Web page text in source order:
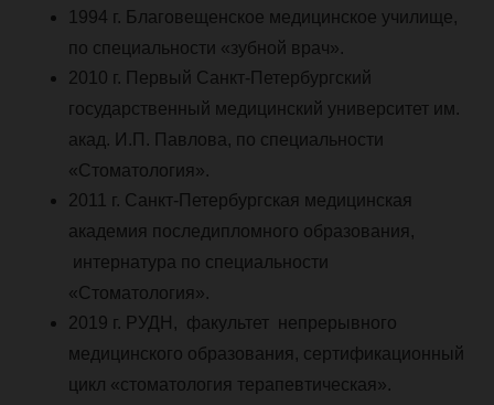
1994 г. Благовещенское медицинское училище,
по специальности «зубной врач».
2010 г. Первый Санкт-Петербургский
государственный медицинский университет им.
акад. И.П. Павлова, по специальности
«Стоматология».
2011 г. Санкт-Петербургская медицинская
академия последипломного образования,
интернатура по специальности
«Стоматология».
2019 г. РУДН, факультет непрерывного
медицинского образования, сертификационный
цикл «стоматология терапевтическая».